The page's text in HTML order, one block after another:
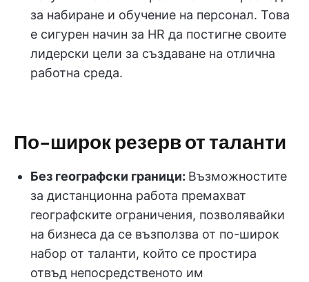
за набиране и обучение на персонал. Това
е сигурен начин за HR да постигне своите
лидерски цели за създаване на отлична
работна среда.
По-широк резерв от таланти
Без географски граници: Възможностите
за дистанционна работа премахват
географските ограничения, позволявайки
на бизнеса да се възползва от по-широк
набор от таланти, който се простира
отвъд непосредственото им